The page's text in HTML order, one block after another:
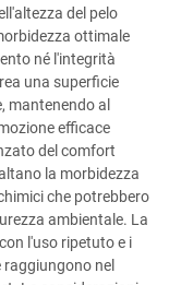
del pelo
ottimale
né l'integrità
una superficie
mantenendo al
efficace
del comfort
la morbidezza
che potrebbero
ambientale. La
l'uso ripetuto e i
raggiungono nel